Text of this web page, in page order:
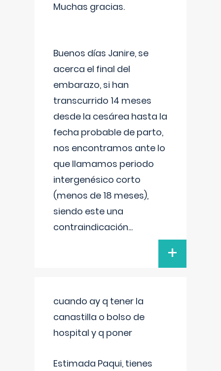
Muchas gracias.
Buenos días Janire, se
acerca el final del
embarazo, si han
transcurrido 14 meses
desde la cesárea hasta la
fecha probable de parto,
nos encontramos ante lo
que llamamos periodo
intergenésico corto
(menos de 18 meses),
siendo este una
contraindicación...
+
cuando ay q tener la
canastilla o bolso de
hospital y q poner
Estimada Paqui, tienes